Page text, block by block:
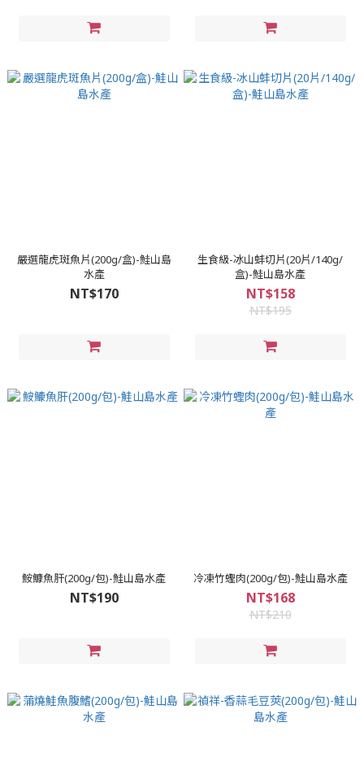
嚴選龍虎斑魚片(200g/盒)-鮭山島
水產
NT$170
生食級-冰山蚌切片(20片/140g/
盒)-鮭山島水產
NT$158
NT$195
鮟鱇魚肝(200g/包)-鮭山島水產
NT$190
冷凍竹蟶肉(200g/包)-鮭山島水產
NT$168
NT$210